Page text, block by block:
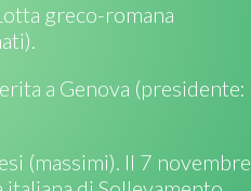
greco-romana
a Genova (presidente:
(massimi). Il 7 novembre